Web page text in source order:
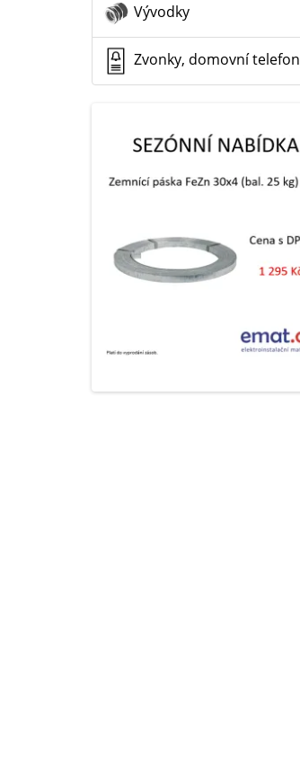
Vývodky
Zvonky, domovní